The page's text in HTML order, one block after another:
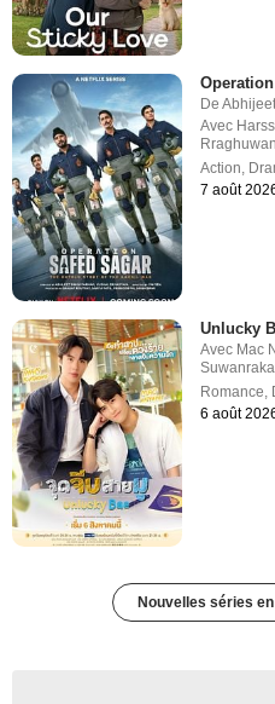
De
Avec
Action
7 août
Unlucky
Avec Mac
Romance,
6 août
Nouvelles séries